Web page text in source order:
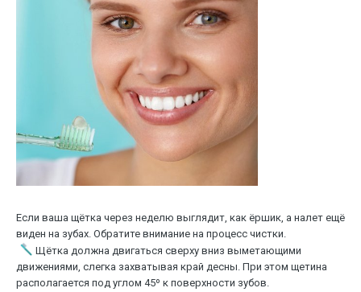
Если ваша щётка через неделю выглядит, как ёршик, а налет ещё
виден на зубах. Обратите внимание на процесс чистки.
Щётка должна двигаться сверху вниз выметающими
движениями, слегка захватывая край десны. При этом щетина
располагается под углом 45º к поверхности зубов.